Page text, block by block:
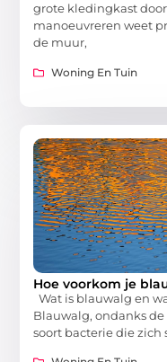
grote kledingkast
manoeuvreren weet
de muur,
Woning En Tuin
Hoe voorkom je
Wat is blauwalg en
Blauwalg, ondanks
soort bacterie die zich